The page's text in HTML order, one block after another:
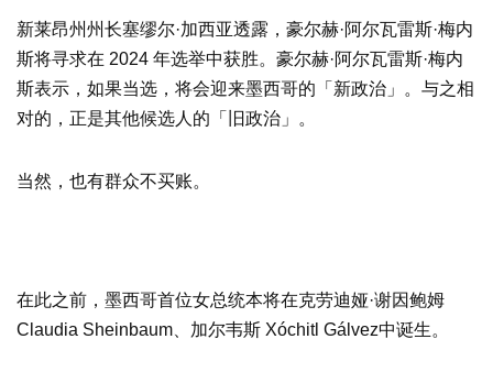
新莱昂州州长塞缪尔·加西亚透露，豪尔赫·阿尔瓦雷斯·梅内
斯将寻求在 2024 年选举中获胜。豪尔赫·阿尔瓦雷斯·梅内
斯表示，如果当选，将会迎来墨西哥的「新政治」。与之相
对的，正是其他候选人的「旧政治」。
当然，也有群众不买账。
在此之前，墨西哥首位女总统本将在克劳迪娅·谢因鲍姆
Claudia Sheinbaum、加尔韦斯 Xóchitl Gálvez中诞生。